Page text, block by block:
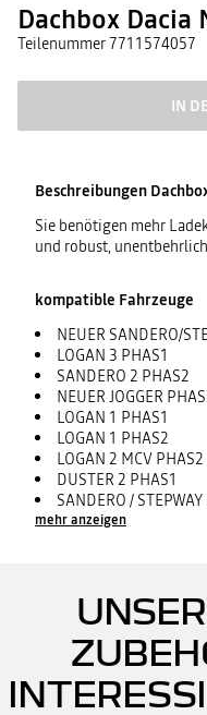
Dachbox Dacia
Teilenummer7711574057
IN
Beschreibungen
Sie benötigen mehr
und robust,
kompatible Fahrzeuge
NEUER SANDERO/
LOGAN 3 PHAS1
SANDERO 2 PHAS2
NEUER JOGGER
LOGAN 1 PHAS1
LOGAN 1 PHAS2
LOGAN 2 MCV PHAS2
DUSTER 2 PHAS1
SANDERO / STEPWAY
mehr anzeigen